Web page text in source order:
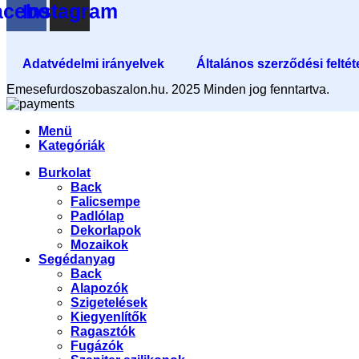
Instagram
Adatvédelmi irányelvek Általános szerződési
Emesefurdoszobaszalon.hu. 2025 Minden jog fenntartva.
Menü
Kategóriák
Burkolat
Back
Falicsempe
Padlólap
Dekorlapok
Mozaikok
Segédanyag
Back
Alapozók
Szigetelések
Kiegyenlítők
Ragasztók
Fugázók